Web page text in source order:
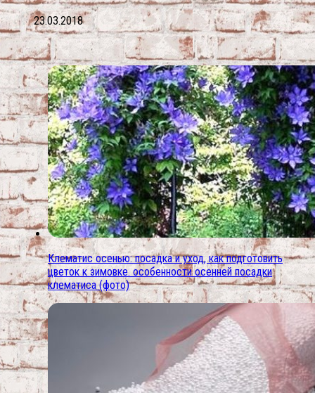
23.03.2018
Клематис осенью: посадка и уход, как подготовить
цветок к зимовке. особенности осенней посадки
клематиса (фото)